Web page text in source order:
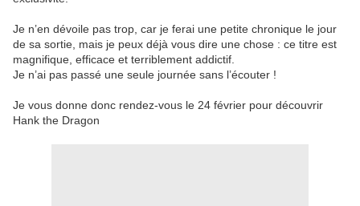
Je n’en dévoile pas trop, car je ferai une petite chronique le jour
de sa sortie, mais je peux déjà vous dire une chose : ce titre est
magnifique, efficace et terriblement addictif.
Je n’ai pas passé une seule journée sans l’écouter !
Je vous donne donc rendez-vous le 24 février pour découvrir
Hank the Dragon